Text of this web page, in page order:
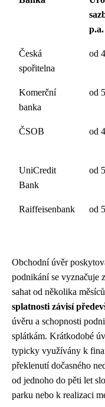
p.a.
Česká
spořitelna
od
Komerční
banka
od
ČSOB od
UniCredit
Bank
od
Raiffeisenbank od
Obchodní úvěr
podnikání se vyznačuje
sahat od několika
splatnosti závisí
úvěru a schopnosti
splátkám. Krátkodobé
typicky využívány k
překlenutí dočasného
od jednoho do pěti let
parku nebo k realizaci